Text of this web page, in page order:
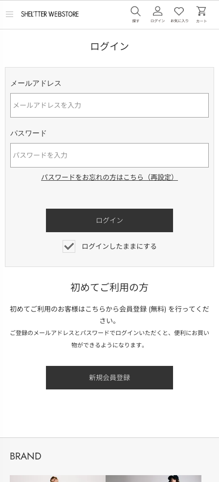
メ
ログイン
メールアドレス
パスワード
パスワードをお忘れの方はこちら（再設定）
ログインしたままにする
初めてご利用の方
初めてご利用のお客様はこちらから会員登録 (無料) を行ってくだ
さい。
ご登録のメールアドレスとパスワードでログインいただくと、便利にお買い
物ができるようになります。
BRAND